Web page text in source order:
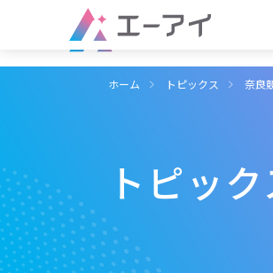
ホーム トピックス 奈良
トピック